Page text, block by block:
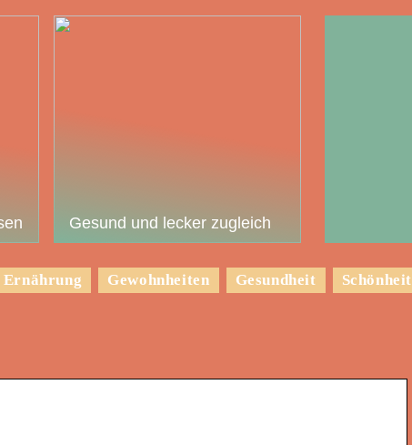
Gesund und lecker zugleich
Ernährung Gewohnheiten Gesundheit Schönheit